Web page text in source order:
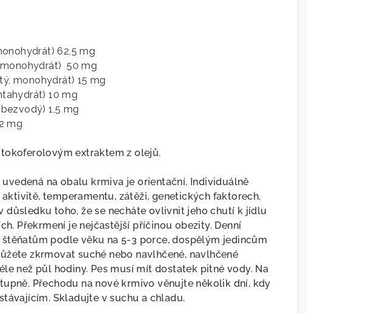
62,5 mg
50 mg
monohydrát) 15 mg
10 mg
1,5 mg
mg
extraktem z olejů.
na obalu krmiva je orientační. Individuálně
temperamentu, zátěži, genetických faktorech.
důsledku toho, že se necháte ovlivnit jeho chutí k jídlu
Překrmení je nejčastější příčinou obezity. Denní
podle věku na 5-3 porce, dospělým jedincům
zkrmovat suché nebo navlhčené, navlhčené
než půl hodiny. Pes musí mít dostatek pitné vody. Na
Přechodu na nové krmivo věnujte několik dní, kdy
Skladujte v suchu a chladu.